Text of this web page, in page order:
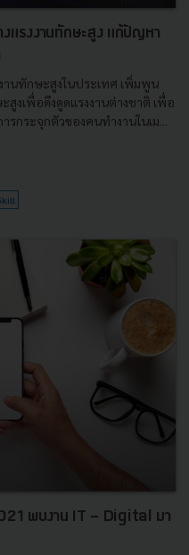
แรงงานทักษะสูง แก้ปัญหา
านทักษะสูงในประเทศ เพิ่มพูน
งเพื่อดึงดูดแรงงานต่างชาติ เพื่อ
ระจุกตัวของคนทำงานในเม...
พบงาน IT - Digital มา